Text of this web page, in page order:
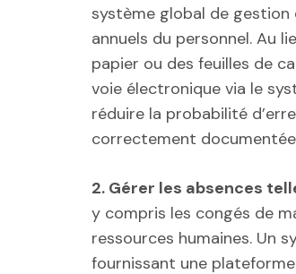
système global de
annuels du personnel. Au
papier ou des feuilles de
voie électronique via le
réduire la probabilité
correctement
2. Gérer les absences
y compris les congés de
ressources humaines. Un
fournissant une